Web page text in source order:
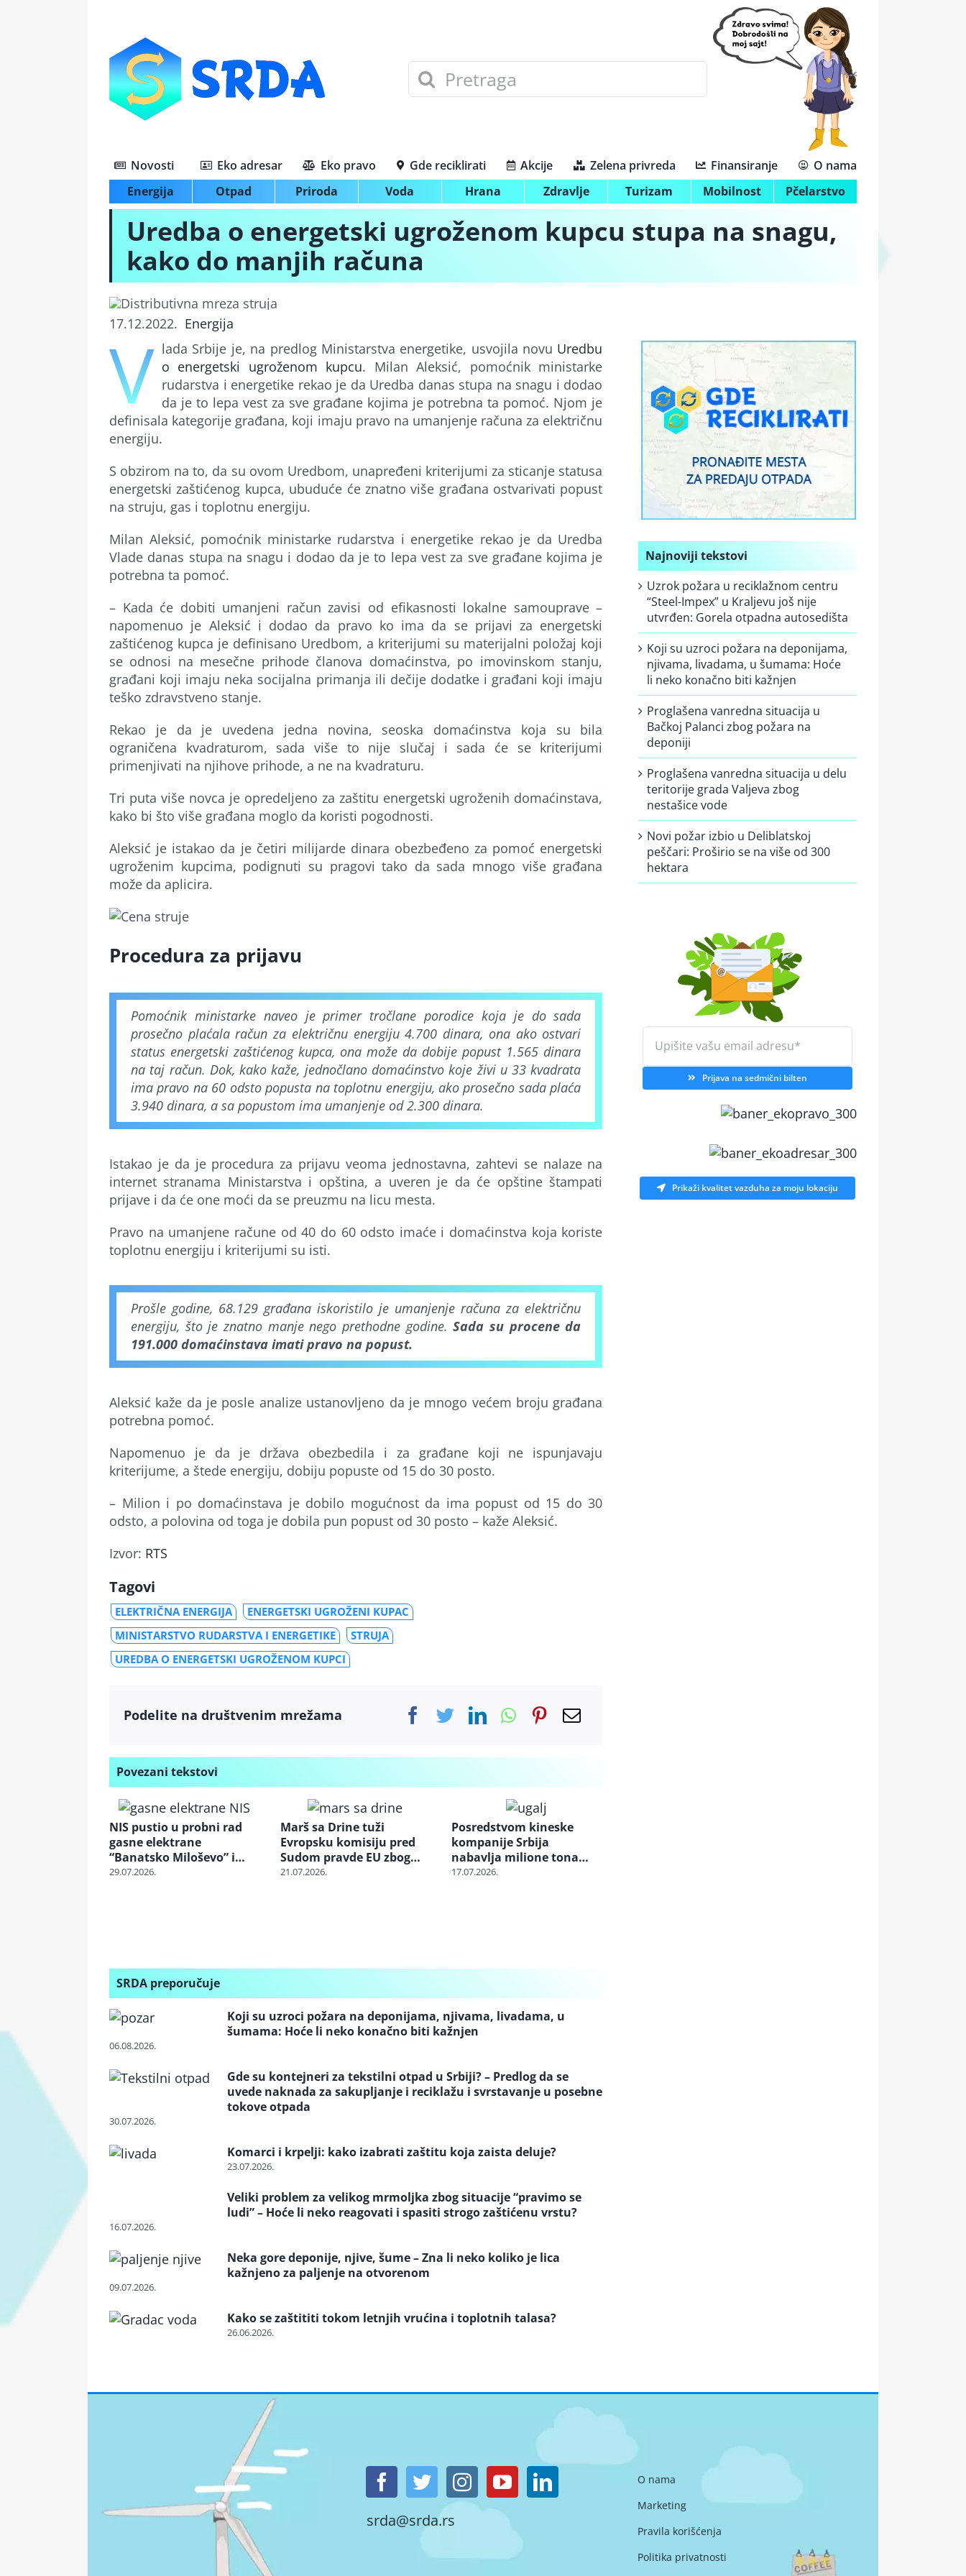
Search
for:
Novosti
Energija
Otpad Priroda Voda Hrana Zdravlje Turizam Mobilnost Pčelarstvo
Eko adresar Eko pravo Gde reciklirati Akcije Zelena privreda Finansiranje O nama
Uredba o energetski ugroženom kupcu stupa na snagu,
kako do manjih računa
17.12.2022. Energija
V lada Srbije je, na predlog Ministarstva energetike, usvojila novu Uredbu
o energetski ugroženom kupcu. Milan Aleksić, pomoćnik ministarke
rudarstva i energetike rekao je da Uredba danas stupa na snagu i dodao
da je to lepa vest za sve građane kojima je potrebna ta pomoć. Njom je
definisala kategorije građana, koji imaju pravo na umanjenje računa za električnu
energiju.
S obzirom na to, da su ovom Uredbom, unapređeni kriterijumi za sticanje statusa
energetski zaštićenog kupca, ubuduće će znatno više građana ostvarivati popust
na struju, gas i toplotnu energiju.
Milan Aleksić, pomoćnik ministarke rudarstva i energetike rekao je da Uredba
Vlade danas stupa na snagu i dodao da je to lepa vest za sve građane kojima je
potrebna ta pomoć.
– Kada će dobiti umanjeni račun zavisi od efikasnosti lokalne samouprave –
napomenuo je Aleksić i dodao da pravo ko ima da se prijavi za energetski
zaštićenog kupca je definisano Uredbom, a kriterijumi su materijalni položaj koji
se odnosi na mesečne prihode članova domaćinstva, po imovinskom stanju,
građani koji imaju neka socijalna primanja ili dečije dodatke i građani koji imaju
teško zdravstveno stanje.
Rekao je da je uvedena jedna novina, seoska domaćinstva koja su bila
ograničena kvadraturom, sada više to nije slučaj i sada će se kriterijumi
primenjivati na njihove prihode, a ne na kvadraturu.
Tri puta više novca je opredeljeno za zaštitu energetski ugroženih domaćinstava,
kako bi što više građana moglo da koristi pogodnosti.
Aleksić je istakao da je četiri milijarde dinara obezbeđeno za pomoć energetski
ugroženim kupcima, podignuti su pragovi tako da sada mnogo više građana
može da aplicira.
Procedura za prijavu
Pomoćnik ministarke naveo je primer tročlane porodice koja je do sada
prosečno plaćala račun za električnu energiju 4.700 dinara, ona ako ostvari
status energetski zaštićenog kupca, ona može da dobije popust 1.565 dinara
na taj račun. Dok, kako kaže, jednočlano domaćinstvo koje živi u 33 kvadrata
ima pravo na 60 odsto popusta na toplotnu energiju, ako prosečno sada plaća
3.940 dinara, a sa popustom ima umanjenje od 2.300 dinara.
Istakao je da je procedura za prijavu veoma jednostavna, zahtevi se nalaze na
internet stranama Ministarstva i opština, a uveren je da će opštine štampati
prijave i da će one moći da se preuzmu na licu mesta.
Pravo na umanjene račune od 40 do 60 odsto imaće i domaćinstva koja koriste
toplotnu energiju i kriterijumi su isti.
Prošle godine, 68.129 građana iskoristilo je umanjenje računa za električnu
energiju, što je znatno manje nego prethodne godine.Sada su procene da
191.000 domaćinstava imati pravo na popust.
Aleksić kaže da je posle analize ustanovljeno da je mnogo većem broju građana
potrebna pomoć.
Napomenuo je da je država obezbedila i za građane koji ne ispunjavaju
kriterijume, a štede energiju, dobiju popuste od 15 do 30 posto.
– Milion i po domaćinstava je dobilo mogućnost da ima popust od 15 do 30
odsto, a polovina od toga je dobila pun popust od 30 posto – kaže Aleksić.
Izvor: RTS
Tagovi
ELEKTRIČNA ENERGIJA
ENERGETSKI UGROŽENI KUPAC
MINISTARSTVO RUDARSTVA I ENERGETIKE
STRUJA
UREDBA O ENERGETSKI UGROŽENOM KUPCI
Podelite na društvenim mrežama
Povezani tekstovi
NIS pustio u probni rad
gasne elektrane
“Banatsko Miloševo” i
“Srpska Crnja”
29.07.2026.
Marš sa Drine tuži
Evropsku komisiju pred
Sudom pravde EU zbog
projekta „Jadar“
21.07.2026.
Posredstvom kineske
kompanije Srbija
nabavlja milione tona
uglja iz Indonezije: Cena
17.07.2026.
SRDA preporučuje
Koji su uzroci požara na deponijama, njivama, livadama, u
šumama: Hoće li neko konačno biti kažnjen
06.08.2026.
Gde su kontejneri za tekstilni otpad u Srbiji? – Predlog da se
uvede naknada za sakupljanje i reciklažu i svrstavanje u posebne
tokove otpada
30.07.2026.
Komarci i krpelji: kako izabrati zaštitu koja zaista deluje?
23.07.2026.
Veliki problem za velikog mrmoljka zbog situacije “pravimo se
ludi” – Hoće li neko reagovati i spasiti strogo zaštićenu vrstu?
16.07.2026.
Neka gore deponije, njive, šume – Zna li neko koliko je lica
kažnjeno za paljenje na otvorenom
09.07.2026.
Kako se zaštititi tokom letnjih vrućina i toplotnih talasa?
26.06.2026.
Najnoviji tekstovi
Uzrok požara u reciklažnom centru
“Steel-Impex” u Kraljevu još nije
utvrđen: Gorela otpadna autosedišta
Koji su uzroci požara na deponijama,
njivama, livadama, u šumama: Hoće
li neko konačno biti kažnjen
Proglašena vanredna situacija u
Bačkoj Palanci zbog požara na
deponiji
Proglašena vanredna situacija u delu
teritorije grada Valjeva zbog
nestašice vode
Novi požar izbio u Deliblatskoj
peščari: Proširio se na više od 300
hektara
Prijava na sedmični bilten
Prikaži kvalitet vazduha za moju lokaciju
srda@srda.rs
O nama
Marketing
Pravila korišćenja
Politika privatnosti